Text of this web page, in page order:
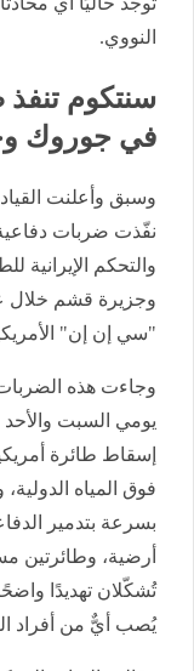
النووي.
سنتكوم تنفذ
في جوروك
وسبق وأعلنت
نفّذت ضربات دفاعية
والتحكم الإيرانية
وجزيرة قشم خلال
"سي إن إن"
وجاءت هذه
يومي السبت والأحد
فوق المياه
بسرعة بتدمير
أرضية، وطائرتين
تُشكّلان تهديدًا
يُصب أيٌّ من أفراد